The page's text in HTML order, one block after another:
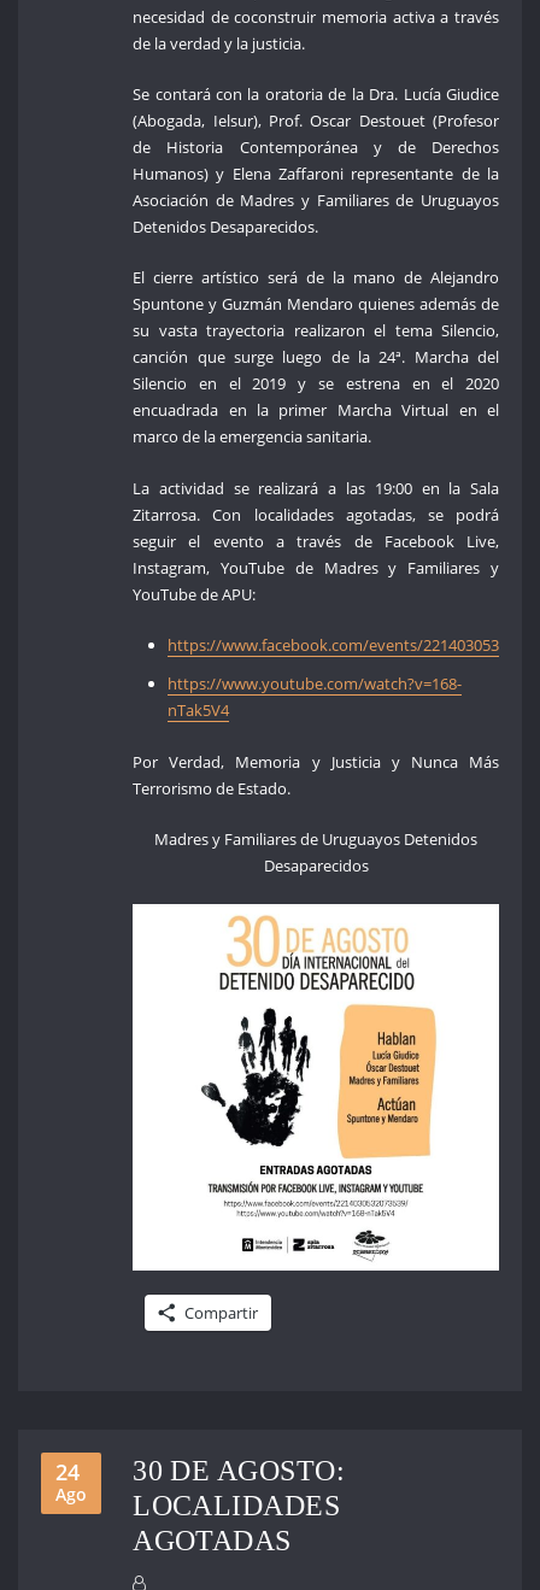
necesidad de coconstruir memoria activa a través
de la verdad y la justicia.
Se contará con la oratoria de la Dra. Lucía Giudice
(Abogada, Ielsur), Prof. Oscar Destouet (Profesor
de Historia Contemporánea y de Derechos
Humanos) y Elena Zaffaroni representante de la
Asociación de Madres y Familiares de Uruguayos
Detenidos Desaparecidos.
El cierre artístico será de la mano de Alejandro
Spuntone y Guzmán Mendaro quienes además de
su vasta trayectoria realizaron el tema Silencio,
canción que surge luego de la 24ª. Marcha del
Silencio en el 2019 y se estrena en el 2020
encuadrada en la primer Marcha Virtual en el
marco de la emergencia sanitaria.
La actividad se realizará a las 19:00 en la Sala
Zitarrosa. Con localidades agotadas, se podrá
seguir el evento a través de Facebook Live,
Instagram, YouTube de Madres y Familiares y
YouTube de APU:
https://www.facebook.com/events/
https://www.youtube.com/watch?v=168-
nTak5V4
Por Verdad, Memoria y Justicia y Nunca Más
Terrorismo de Estado.
Madres y Familiares de Uruguayos Detenidos
Desaparecidos
Compartir
24
Ago
30 DE AGOSTO:
LOCALIDADES
AGOTADAS